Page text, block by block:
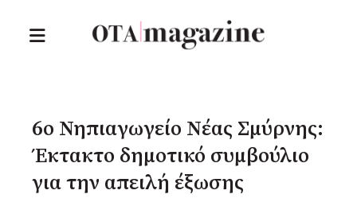
6ο Νηπιαγωγείο Νέας Σμύρνης:
Έκτακτο δημοτικό συμβούλιο
για την απειλή έξωσης